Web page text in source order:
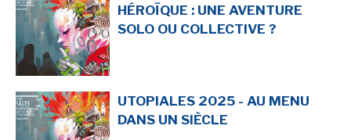
HÉROÏQUE : UNE AVENTURE
SOLO OU COLLECTIVE ?
UTOPIALES 2025 - AU MENU
DANS UN SIÈCLE